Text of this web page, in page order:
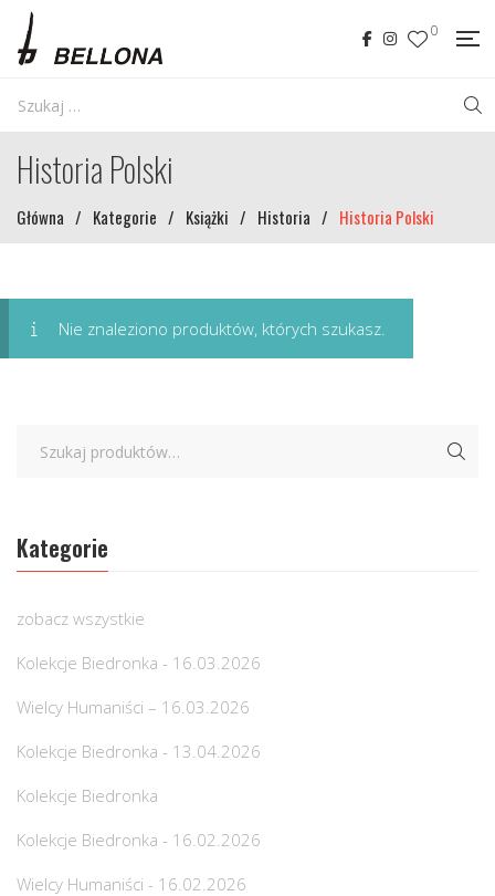
0
Historia Polski
Główna / Kategorie / Książki / Historia / Historia Polski
Nie znaleziono produktów, których szukasz.
Kategorie
zobacz wszystkie
Kolekcje Biedronka - 16.03.2026
Wielcy Humaniści – 16.03.2026
Kolekcje Biedronka - 13.04.2026
Kolekcje Biedronka
Kolekcje Biedronka - 16.02.2026
Wielcy Humaniści - 16.02.2026